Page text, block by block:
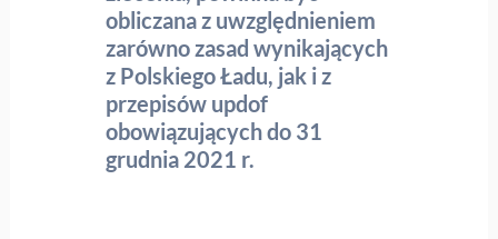
obliczana z uwzględnieniem
zarówno zasad wynikających
z Polskiego Ładu, jak i z
przepisów updof
obowiązujących do 31
grudnia 2021 r.